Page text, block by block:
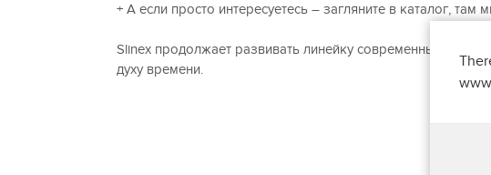
+ А если просто интересуетесь – загляните в каталог, там
Slinex продолжает развивать линейку современных
духу времени.